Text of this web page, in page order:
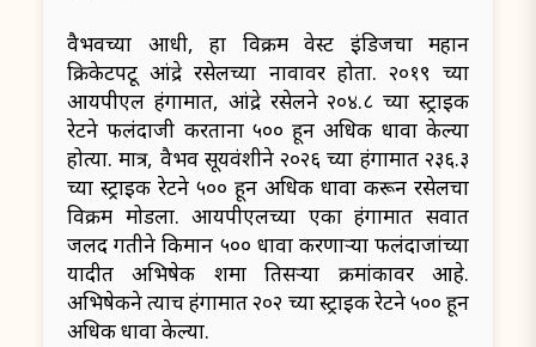
वैभवच्या आधी, हा विक्रम वेस्ट इंडिजचा महान
क्रिकेटपटू आंद्रे रसेलच्या नावावर होता. २०१९ च्या
आयपीएल हंगामात, आंद्रे रसेलने २०४.८ च्या स्ट्राइक
रेटने फलंदाजी करताना ५०० हून अधिक धावा केल्या
होत्या. मात्र, वैभव सूर्यवंशीने २०२६ च्या हंगामात २३६.३
च्या स्ट्राइक रेटने ५०० हून अधिक धावा करून रसेलचा
विक्रम मोडला. आयपीएलच्या एका हंगामात सर्वात
जलद गतीने किमान ५०० धावा करणाऱ्या फलंदाजांच्या
यादीत अभिषेक शर्मा तिसऱ्या क्रमांकावर आहे.
अभिषेकने त्याच हंगामात २०२ च्या स्ट्राइक रेटने ५०० हून
अधिक धावा केल्या.